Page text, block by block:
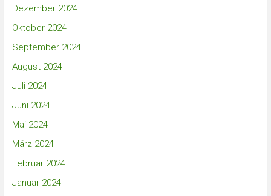
Dezember 2024
Oktober 2024
September 2024
August 2024
Juli 2024
Juni 2024
Mai 2024
März 2024
Februar 2024
Januar 2024